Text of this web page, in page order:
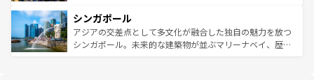
参照してほしい。
激する。気候は一年中温暖で、どの季節にも異なる楽しみ
が待っている。親しみやすいタイの人々、仏教を中心とし
た文化、そして多様な観光資源が、訪れる旅人を魅了し続
み、どこを訪れても感動するはず。観光スポットが密集し
ており、効率よく見どころを回れるのも魅力。息をのむよ
うな絶景から文化的な体験まで、香港を存分に楽しみ尽く
シンガポール
アジアの交差点として多文化が融合した独自の魅力を放つ
シンガポール。未来的な建築物が並ぶマリーナベイ、歴史